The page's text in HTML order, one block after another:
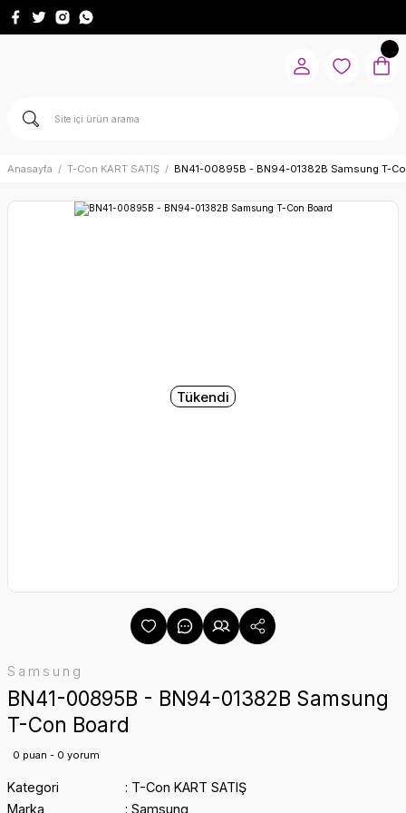
Anasayfa T-Con KART SATIŞ BN41-00895B - BN94-01382B Samsung T-
Tükendi
Samsung
BN41-00895B - BN94-01382B Samsung
T-Con Board
0 puan - 0 yorum
Kategori
T-Con KART SATIŞ
Marka
Samsung